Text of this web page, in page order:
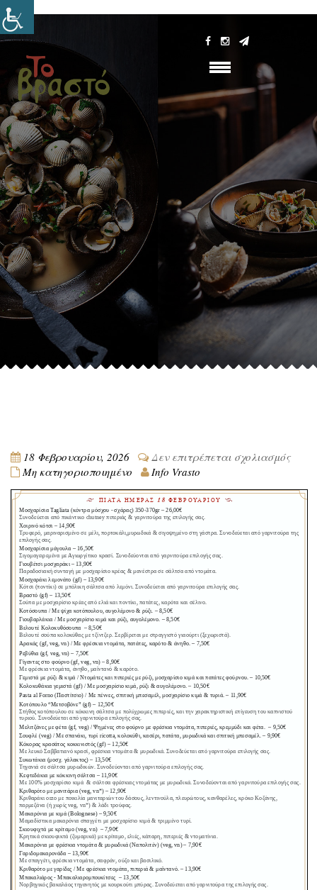
18 Φεβρουαρίου, 2026 Δεν επιτρέπεται σχολιασμόςστο
Μη κατηγοριοποιημένο
Info Vrasto